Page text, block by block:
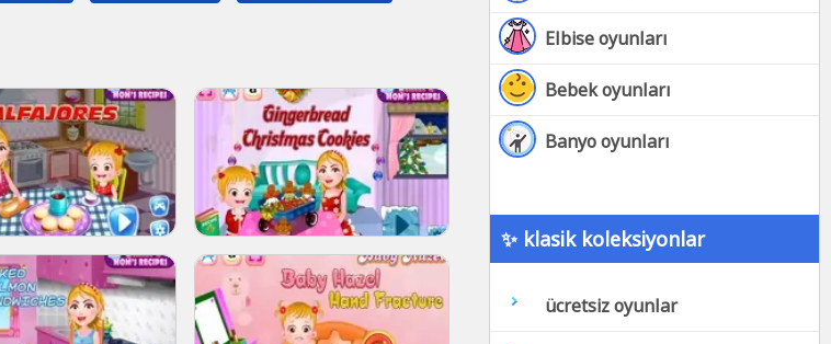
Elbise oyunları
Bebek oyunları
Banyo oyunları
✨ klasik koleksiyonlar
ücretsiz oyunlar